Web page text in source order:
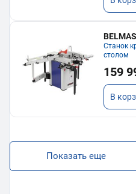
Станок
столом
159
В
Показать еще